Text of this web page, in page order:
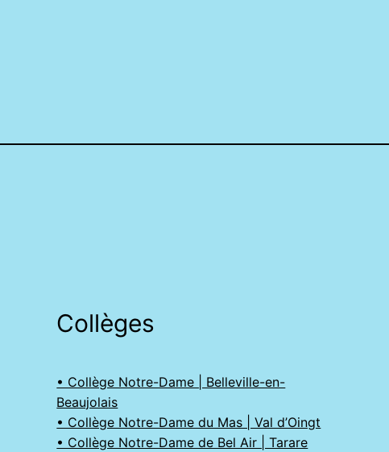
Collèges
• Collège Notre-Dame | Belleville-en-
Beaujolais
• Collège Notre-Dame du Mas | Val d’Oingt
• Collège Notre-Dame de Bel Air | Tarare